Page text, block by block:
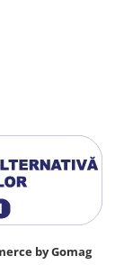
by Gomag